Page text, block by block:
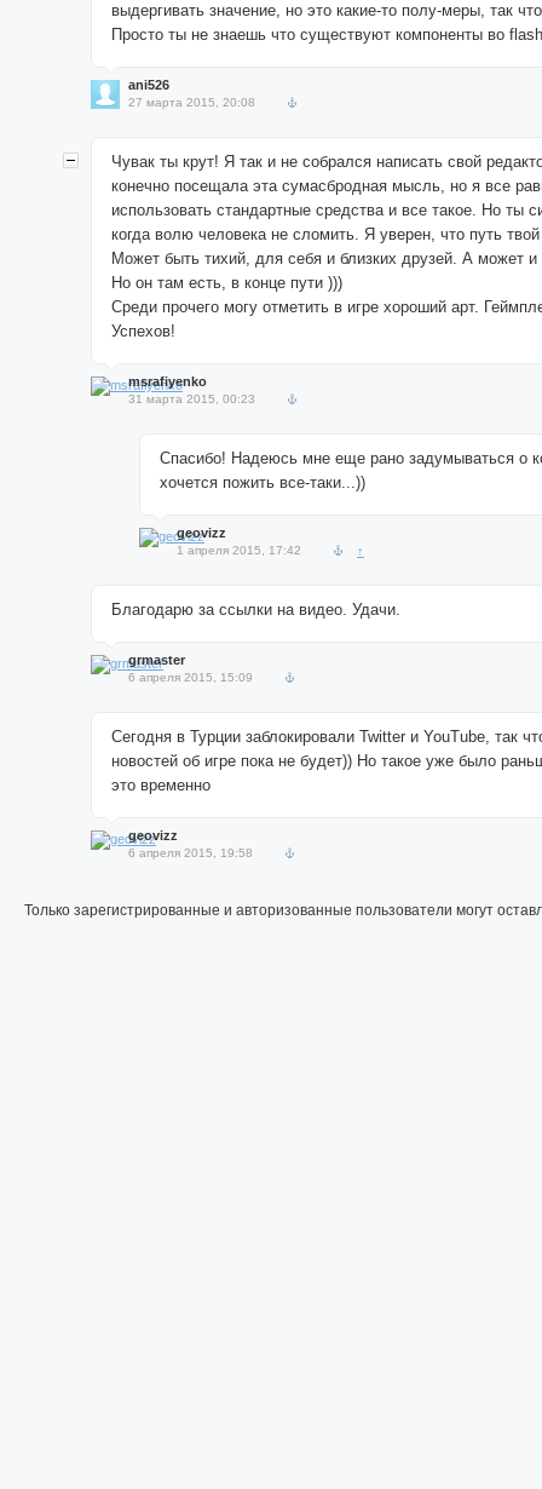
выдергивать значение, но это какие-то полу-меры, так
Просто ты не знаешь что существуют компоненты во
ani526
27 марта 2015, 20:08
Чувак ты крут! Я так и не собрался написать свой
конечно посещала эта сумасбродная мысль, но я все
использовать стандартные средства и все такое. Но ты
когда волю человека не сломить. Я уверен, что путь
Может быть тихий, для себя и близких друзей. А может
Но он там есть, в конце пути )))
Среди прочего могу отметить в игре хороший арт.
Успехов!
msrafiyenko
31 марта 2015, 00:23
Спасибо! Надеюсь мне еще рано задумываться о
хочется пожить все-таки...))
geovizz
1 апреля 2015, 17:42 ↑
Благодарю за ссылки на видео. Удачи.
grmaster
6 апреля 2015, 15:09
Сегодня в Турции заблокировали Twitter и YouTube, так
новостей об игре пока не будет)) Но такое уже было
это временно
geovizz
6 апреля 2015, 19:58
Только зарегистрированные и авторизованные пользователи могут